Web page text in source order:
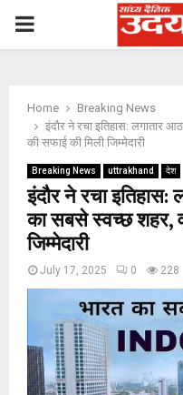
PRIMARY
Home
Breaking News
इंदौर ने रचा इतिहास: लगातार
की सफाई की मिली जिम्मेदारी
Breaking News uttrakhand देश
इंदौर ने रचा इतिहास:
का सबसे स्वच्छ शहर,
जिम्मेदारी
July 17, 2025 0 228